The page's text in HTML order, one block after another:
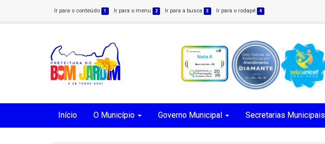
Ir para o conteúdo 1 Ir para o menu 2 Ir para a busca 3 Ir para o rodapé 4
Início O Município Governo Municipal Secretarias Municipais